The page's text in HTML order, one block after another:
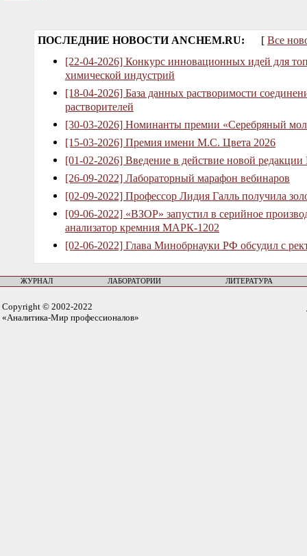
ПОСЛЕДНИЕ НОВОСТИ ANCHEM.RU: [ Все
[22-04-2026] Конкурс инновационных идей для
химической индустрий
[18-04-2026] База данных растворимости
растворителей
[30-03-2026] Номинанты премии «Серебряный
[15-03-2026] Премия имени М.С. Цвета 2026
[01-02-2026] Введение в действие новой
[26-09-2022] Лабораторный марафон вебинаров
[02-09-2022] Профессор Лидия Галль получила
[09-06-2022] «ВЗОР» запустил в серийное
анализатор кремния МАРК-1202
[02-06-2022] Глава Минобрнауки РФ обсудил с
ЖУРНАЛ ЛАБОРАТОРИИ ЛИТЕРАТУРА
Copyright © 2002-2022
«Аналитика-Мир профессионалов»